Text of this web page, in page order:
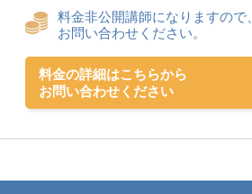
料金非公開講師になりますので、
お問い合わせください。
料金の詳細はこちらから
お問い合わせください